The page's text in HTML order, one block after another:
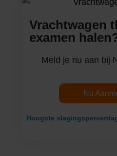
Vrachtwagen
examen
Meld je nu aan bij
Nu
Hoogste